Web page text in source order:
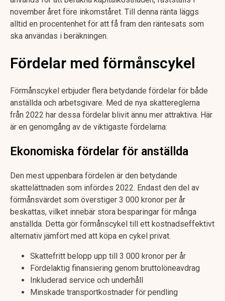
november året före inkomståret. Till denna ränta läggs
alltid en procentenhet för att få fram den räntesats som
ska användas i beräkningen.
Fördelar med förmånscykel
Förmånscykel erbjuder flera betydande fördelar för både
anställda och arbetsgivare. Med de nya skattereglerna
från 2022 har dessa fördelar blivit ännu mer attraktiva. Här
är en genomgång av de viktigaste fördelarna:
Ekonomiska fördelar för anställda
Den mest uppenbara fördelen är den betydande
skattelättnaden som infördes 2022. Endast den del av
förmånsvärdet som överstiger 3 000 kronor per år
beskattas, vilket innebär stora besparingar för många
anställda. Detta gör förmånscykel till ett kostnadseffektivt
alternativ jämfört med att köpa en cykel privat.
Skattefritt belopp upp till 3 000 kronor per år
Fördelaktig finansiering genom bruttolöneavdrag
Inkluderad service och underhåll
Minskade transportkostnader för pendling